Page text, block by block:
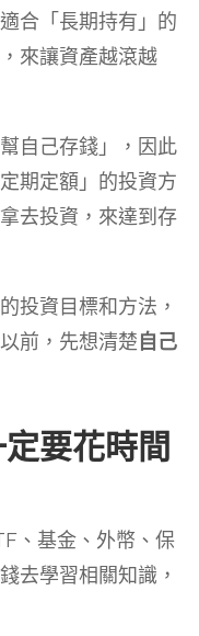
合「長期持有」的
來讓資產越滾越
自己存錢」，因此
期定額」的投資方
去投資，來達到存
投資目標和方法，
前，先想清楚自己
要花時間
、基金、外幣、保
去學習相關知識，